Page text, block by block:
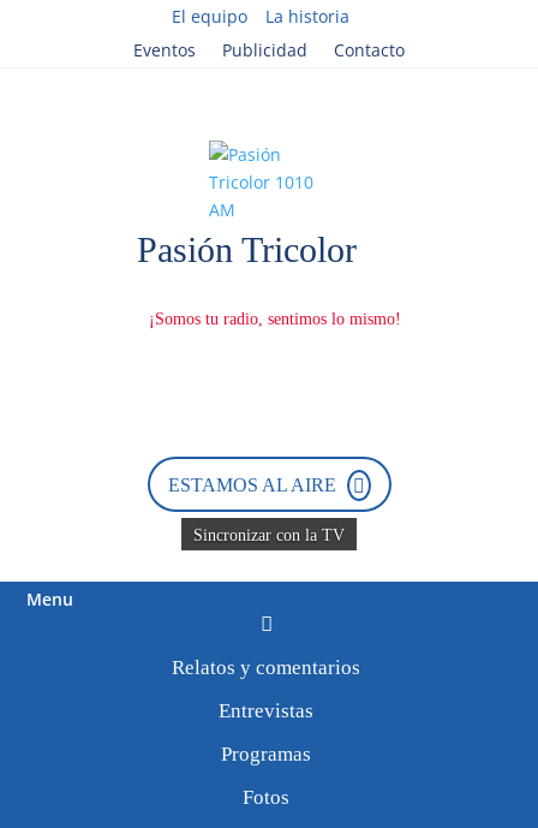
El equipo
La historia
Eventos
Publicidad Contacto
ESTAMOS AL AIRE
Sincronizar con la TV
Menu
Relatos y comentarios
Entrevistas
Programas
Fotos